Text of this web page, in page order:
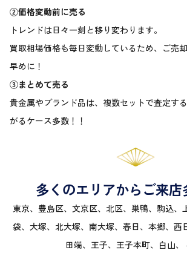
②価格変動前に売る
トレンドは日々一刻と移り変わります。
買取相場価格も毎日変動しているため、ご売
早めに！
③まとめて売る
貴金属やブランド品は、複数セットで査定す
がるケース多数！！
多くのエリアからご来店
東京、豊島区、文京区、北区、巣鴨、駒込、
袋、大塚、北大塚、南大塚、春日、本郷、西
田端、王子、王子本町、白山